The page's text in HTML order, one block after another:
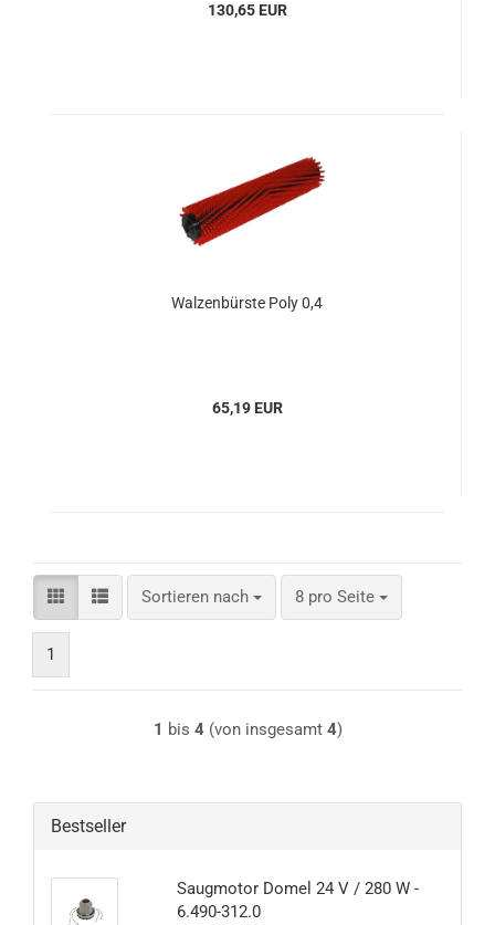
130,65 EUR
Walzenbürste Poly 0,4
65,19 EUR
Sortieren nach
Sortieren nach 8 pro Seite
pro Seite
1
1 bis 4(von insgesamt 4)
Bestseller
Saugmotor Domel 24 V / 280 W -
6.490-312.0